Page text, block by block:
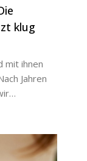
klug
mit ihnen
Jahren